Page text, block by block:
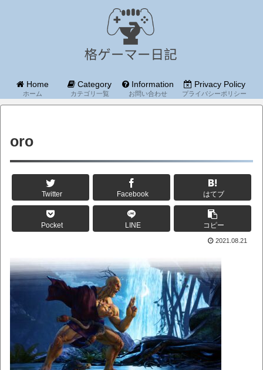
Home
ホーム
Category
カテゴリ一覧
Information
お問い合わせ
Privacy Policy
プライバシーポリシー
oro
Twitter Facebook はてブ
Pocket LINE コピー
2021.08.21